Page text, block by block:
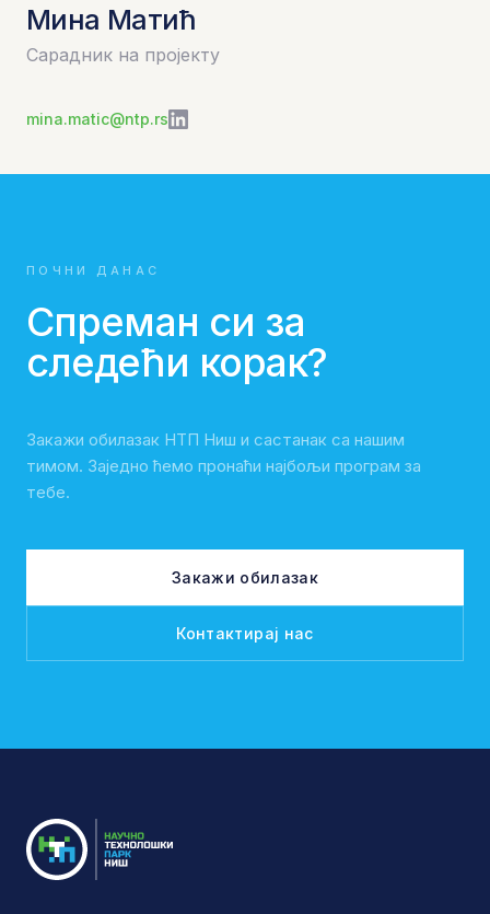
Мина Матић
Сарадник на пројекту
mina.matic@ntp.rs
ПОЧНИ ДАНАС
Спреман си за
следећи корак?
Закажи обилазак НТП Ниш и састанак са нашим
тимом. Заједно ћемо пронаћи најбољи програм за
тебе.
Закажи обилазак
Контактирај нас